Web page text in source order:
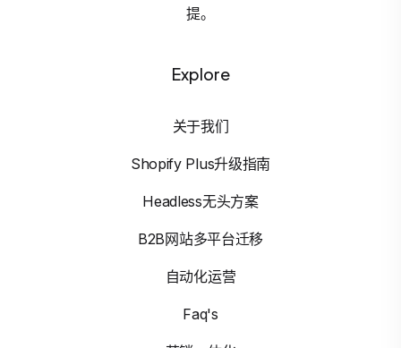
提。
Explore
关于我们
Shopify Plus升级指南
Headless无头方案
B2B网站多平台迁移
自动化运营
Faq's